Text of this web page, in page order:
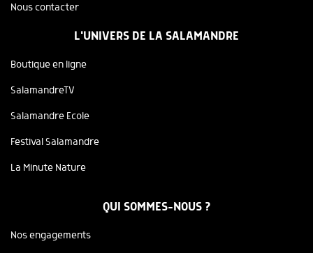
Nous contacter
L'UNIVERS DE LA SALAMANDRE
Boutique en ligne
SalamandreTV
Salamandre Ecole
Festival Salamandre
La Minute Nature
QUI SOMMES-NOUS ?
Nos engagements